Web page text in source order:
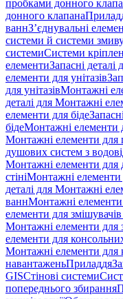
пробками донного
донного клапана
ваннЗ’єднувальні
системи й системи
системиСистеми
елементиЗапасні
елементи для унітазів
для унітазівМонтажні
деталі для Монтажні
елементи для біде
бідеМонтажні елементи
Монтажні елементи для
душових систем з
Монтажні елементи для
стініМонтажні елементи
деталі для Монтажні
ваннМонтажні
елементи для
Монтажні елементи для
елементи для
Монтажні елементи для
навантаженьПриладдя
GISСтінові системи
попереднього збирання